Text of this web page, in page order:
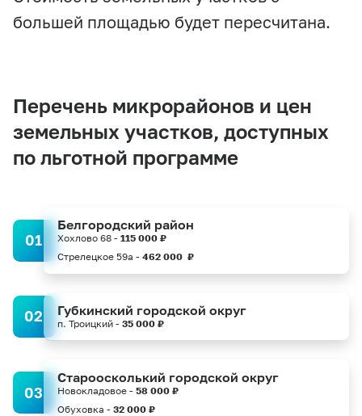
большей площадью будет пересчитана.
Перечень микрорайонов и цен
земельных участков, доступных
по льготной программе
01
Белгородский район
Хохлово 68 -115 000 ₽
Стрелецкое 59а -462 000 ₽
02 Губкинский городской округ
п. Троицкий -35 000 ₽
03
Староосколький городской округ
Новокладовое -58 000 ₽
Обуховка -32 000 ₽